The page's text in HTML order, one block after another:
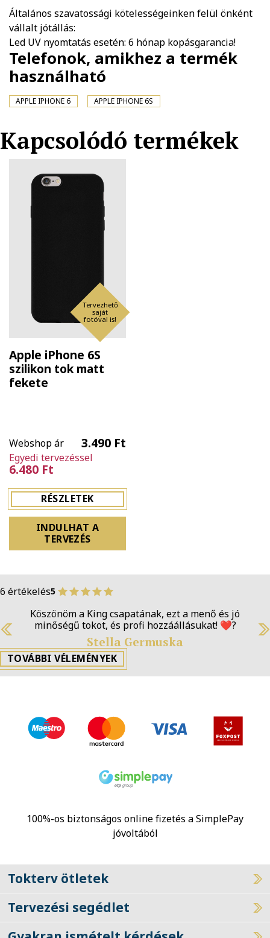
Általános szavatossági kötelességeinken felül önként
vállalt jótállás:
Led UV nyomtatás esetén: 6 hónap kopásgarancia!
Telefonok, amikhez a termék
használható
APPLE IPHONE 6 APPLE IPHONE 6S
Kapcsolódó termékek
Tervezhető
saját
fotóval is!
Apple iPhone 6S
szilikon tok matt
fekete
Webshop ár 3.490 Ft
Egyedi tervezéssel
6.480 Ft
RÉSZLETEK
INDULHAT A
TERVEZÉS
6 értékelés5
Köszönöm a King csapatának, ezt a menő és jó
minőségű tokot, és profi hozzáállásukat! ❤️‍?
Stella Germuska
TOVÁBBI VÉLEMÉNYEK
100%-os biztonságos online fizetés a SimplePay
Tokterv ötletek
Tervezési segédlet